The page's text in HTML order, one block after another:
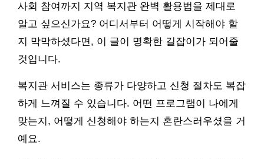
사회 참여까지 지역 복지관 완벽 활용법을 제대로
알고 싶으신가요? 어디서부터 어떻게 시작해야 할
지 막막하셨다면, 이 글이 명확한 길잡이가 되어줄
것입니다.
복지관 서비스는 종류가 다양하고 신청 절차도 복잡
하게 느껴질 수 있습니다. 어떤 프로그램이 나에게
맞는지, 어떻게 신청해야 하는지 혼란스러우셨을 거
예요.